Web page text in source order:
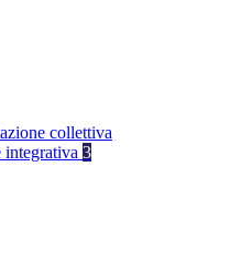
collettiva
integrativa 3